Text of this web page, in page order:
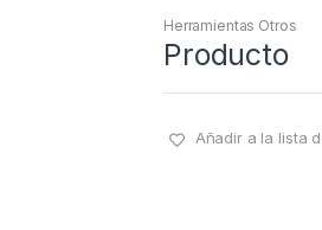
Herramientas Otros
Producto
Añadir a la lista